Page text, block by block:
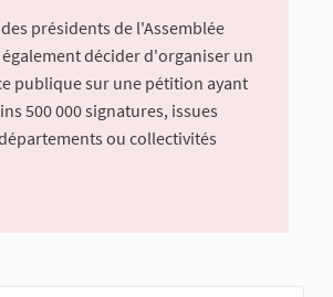
présidents de l'Assemblée
décider d'organiser un
publique sur une pétition ayant
500 000 signatures, issues
ou collectivités